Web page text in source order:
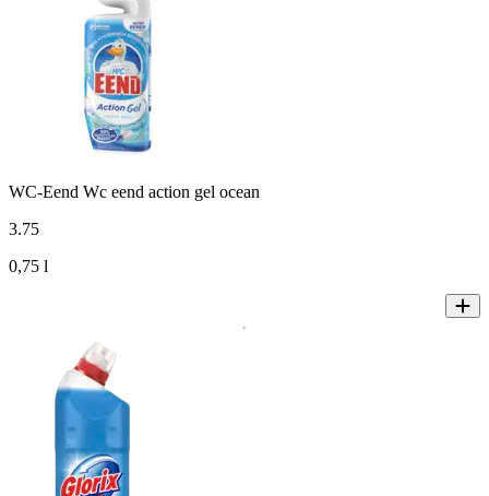
WC-Eend Wc eend action gel ocean
3.75
0,75 l